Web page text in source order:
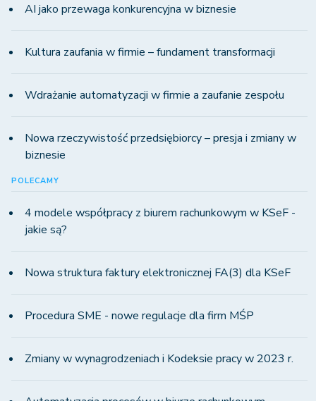
AI jako przewaga konkurencyjna w biznesie
Kultura zaufania w firmie – fundament transformacji
Wdrażanie automatyzacji w firmie a zaufanie zespołu
Nowa rzeczywistość przedsiębiorcy – presja i zmiany w
biznesie
POLECAMY
4 modele współpracy z biurem rachunkowym w KSeF -
jakie są?
Nowa struktura faktury elektronicznej FA(3) dla KSeF
Procedura SME - nowe regulacje dla firm MŚP
Zmiany w wynagrodzeniach i Kodeksie pracy w 2023 r.